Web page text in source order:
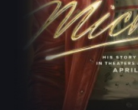
Thể
Quốc